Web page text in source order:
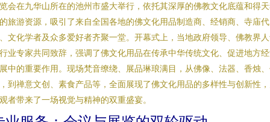
会在九华山所在的池州市盛大举行，依托其深厚的佛教文化底蕴和得
旅游资源，吸引了来自全国各地的佛文化用品制造商、经销商、寺庙代
文化学者及众多爱好者齐聚一堂。开幕式上，当地政府领导、佛教界
业专家共同致辞，强调了佛文化用品在传承中华传统文化、促进地方
中的重要作用。现场梵音缭绕、展品琳琅满目，从佛像、法器、香烛
到禅意文创、素食产品等，全面展现了佛文化用品的多样性与创新性
者带来了一场视觉与精神的双重盛宴。